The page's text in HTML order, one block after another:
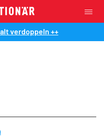
verdoppeln ++